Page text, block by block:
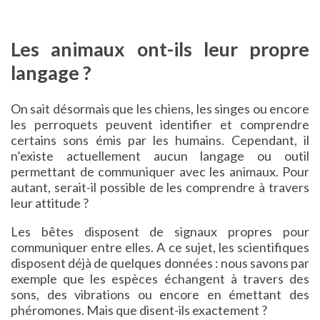
Les animaux ont-ils leur propre
langage ?
On sait désormais que les chiens, les singes ou encore
les perroquets peuvent identifier et comprendre
certains sons émis par les humains. Cependant, il
n’existe actuellement aucun langage ou outil
permettant de communiquer avec les animaux. Pour
autant, serait-il possible de les comprendre à travers
leur attitude ?
Les bêtes disposent de signaux propres pour
communiquer entre elles. A ce sujet, les scientifiques
disposent déjà de quelques données : nous savons par
exemple que les espèces échangent à travers des
sons, des vibrations ou encore en émettant des
phéromones. Mais que disent-ils exactement ?